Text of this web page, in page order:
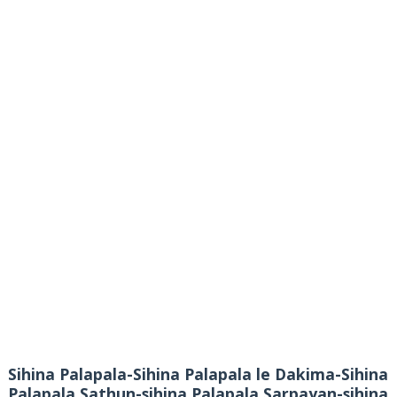
Sihina Palapala-Sihina Palapala le Dakima-Sihina